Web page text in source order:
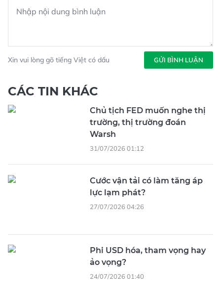
Xin vui lòng gõ tiếng Việt có dấu GỬI BÌNH LUẬN
CÁC TIN KHÁC
Chủ tịch FED muốn nghe thị
trường, thị trường đoán
Warsh
31/07/2026 01:12
Cước vận tải có làm tăng áp
lực lạm phát?
27/07/2026 04:26
Phi USD hóa, tham vọng hay
ảo vọng?
24/07/2026 01:40